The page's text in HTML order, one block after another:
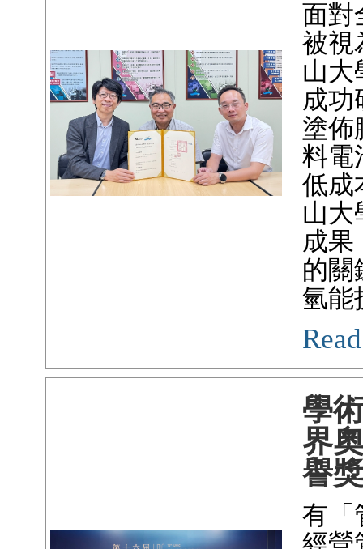
面對
被視
山大
成功
塗佈
料電
低成
山大
成果
的關
氫能
學
界
譽
有「